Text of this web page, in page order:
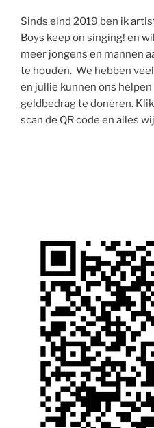
Sinds eind 2019 ben ik
Boys keep on singing! en
meer jongens en mannen
te houden. We hebben
en jullie kunnen ons
geldbedrag te doneren.
scan de QR code en alles